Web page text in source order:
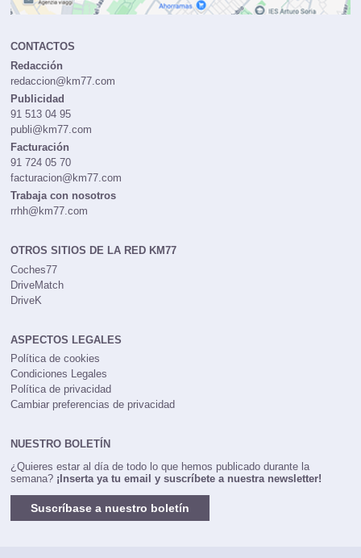
CONTACTOS
Redacción
redaccion@km77.com
Publicidad
91 513 04 95
publi@km77.com
Facturación
91 724 05 70
facturacion@km77.com
Trabaja con nosotros
rrhh@km77.com
OTROS SITIOS DE LA RED KM77
Coches77
DriveMatch
DriveK
ASPECTOS LEGALES
Política de cookies
Condiciones Legales
Política de privacidad
Cambiar preferencias de privacidad
NUESTRO BOLETÍN
¿Quieres estar al día de todo lo que hemos publicado durante la
semana? ¡Inserta ya tu email y suscríbete a nuestra newsletter!
Suscríbase a nuestro boletín